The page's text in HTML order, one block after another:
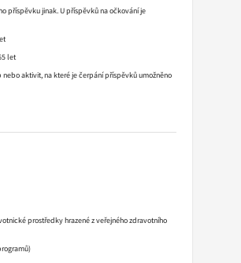
příspěvku jinak. U příspěvků na očkování je
let
aktivit, na které je čerpání příspěvků umožněno
prostředky hrazené z veřejného zdravotního